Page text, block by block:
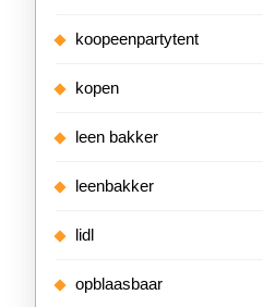
koopeenpartytent
kopen
leen bakker
leenbakker
lidl
opblaasbaar